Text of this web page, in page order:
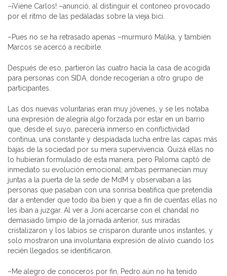
–¡Viene Carlos! –anunció, al distinguir el contoneo provocado
por el ritmo de las pedaladas sobre la vieja bici.
–Pues no se ha retrasado apenas –murmuró Malika, y también
Marcos se acercó a recibirle.
Después de eso, partieron las cuatro hacia la casa de acogida
para personas con SIDA, donde recogerían a otro grupo de
participantes.
Las dos nuevas voluntarias eran muy jóvenes, y se les notaba
una expresión de alegría algo forzada por estar en un barrio
que, desde el suyo, parecería inmerso en conflictividad
continua, una constante y despiadada lucha entre las capas más
bajas de la sociedad por su mera supervivencia. Quizá ellas no
lo hubieran formulado de esta manera, pero Paloma captó de
inmediato su evolución emocional; ambas permanecían muy
juntas a la puerta de la sede de MdM y observaban a las
personas que pasaban con una sonrisa beatífica que pretendía
dar a entender que todo iba bien y que a fin de cuentas ellas no
les iban a juzgar. Al ver a Joni acercarse con el chandal no
demasiado limpio de la jornada anterior, sus miradas
cristalizaron y los labios se crisparon durante unos instantes, y
solo mostraron una involuntaria expresión de alivio cuando los
recién llegados se identificaron.
–Me alegro de conoceros por fin, Pedro aún no ha tenido